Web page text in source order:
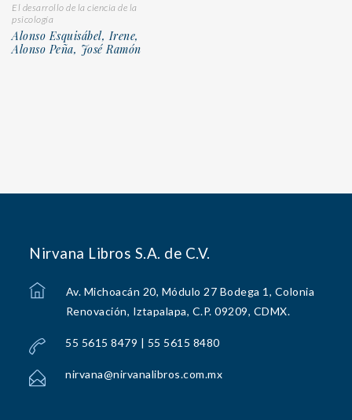
El desarrollo de la ciencia de la
psicología
Alonso Esquisábel, Irene,
Alonso Peña, José Ramón
Nirvana Libros S.A. de C.V.
Av. Michoacán 20, Módulo 27 Bodega 1, Colonia
Renovación, Iztapalapa, C.P. 09209, CDMX.
55 5615 8479 | 55 5615 8480
nirvana@nirvanalibros.com.mx